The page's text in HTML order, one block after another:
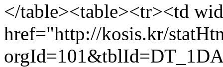
</table><table><tr><td
href="http://kosis.kr/